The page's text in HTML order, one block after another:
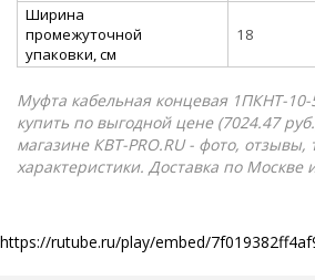
Ширина
промежуточной
упаковки, см
18
Муфта кабельная концевая 1ПКНТ-10-
купить по выгодной цене (7024.47
магазине КВТ-PRO.RU - фото, отзывы,
характеристики. Доставка по Москве
https://rutube.ru/play/embed/